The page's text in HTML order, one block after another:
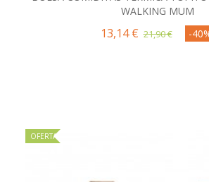
WALKING MUM
13,14 € 21,90 € -
OFERTA